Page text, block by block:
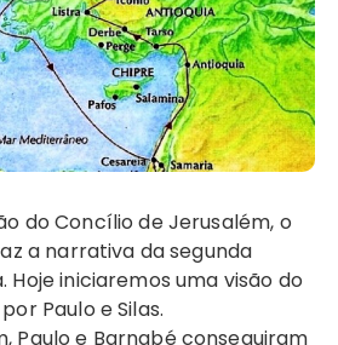
a narrativa da segunda
Hoje iniciaremos uma visão do
Paulo e Silas.
Paulo e Barnabé conseguiram